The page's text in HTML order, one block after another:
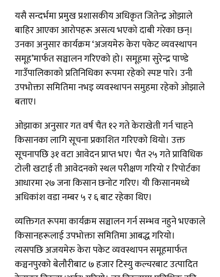
यसै सन्दर्भमा प्रमुख प्रशासकीय अधिकृत जितेन्द्र ओझाले
बाहिर आएका आरोपहरू असत्य भएको दाबी गरेका छन्।
उनका अनुसार कार्यक्रम ‘अजयमेरु केरा पकेट व्यवस्थापन
समूह’मार्फत सञ्चालन गरिएको हो। समूहमा सुरेन्द्र पाण्डे
गाउँपालिकाको प्रतिनिधिका रूपमा रहेको स्पष्ट पारे। उनी
उपभोक्ता समितिमा नभइ व्यवस्थापन समुहमा रहेकाे ओझाले
बताए।
ओझाका अनुसार गत वर्ष चैत १२ गते केराखेती गर्न चाहने
किसानका लागि सूचना प्रकाशित गरिएको थियो। उक्त
सूचनापछि ३१ वटा आवेदन प्राप्त भए। चैत २५ गते प्राविधिक
टोली खटाई ती आवेदनको स्थल परीक्षण गरियो र रिपोर्टका
आधारमा २७ जना किसान छनोट गरिए। यी किसानमध्ये
अधिकांश वडा नम्बर ५ र ६ बाट रहेका थिए।
व्यक्तिगत रूपमा कार्यक्रम सञ्चालन गर्न सम्भव नहुने भएकाले
किसानहरूलाई उपभोक्ता समितिमा आबद्ध गरियो।
त्यसपछि अजयमेरु केरा पकेट व्यवस्थापन समूहमार्फत
कञ्चनपुरको बेलौरीबाट ७ हजार टिस्यु कल्चरबाट उत्पादित